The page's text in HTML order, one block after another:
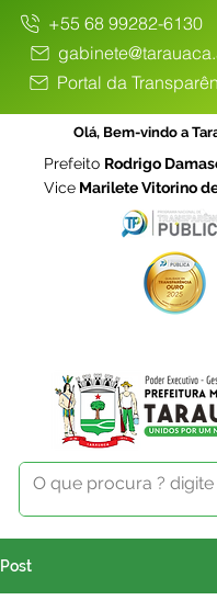
+55 68 99282-6130
Portal da
Olá, Bem-vindo a
Prefeito Rodrigo
Vice Marilete Vitorino
Post